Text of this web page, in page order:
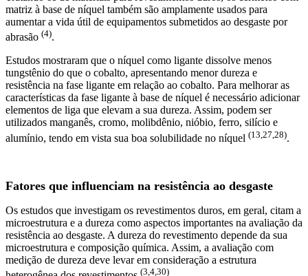
matriz à base de níquel também são amplamente usados para
aumentar a vida útil de equipamentos submetidos ao desgaste por
abrasão (4).
Estudos mostraram que o níquel como ligante dissolve menos
tungstênio do que o cobalto, apresentando menor dureza e
resistência na fase ligante em relação ao cobalto. Para melhorar as
características da fase ligante à base de níquel é necessário adicionar
elementos de liga que elevam a sua dureza. Assim, podem ser
utilizados manganês, cromo, molibdênio, nióbio, ferro, silício e
alumínio, tendo em vista sua boa solubilidade no níquel (13,27,28).
Fatores que influenciam na resistência ao desgaste
Os estudos que investigam os revestimentos duros, em geral, citam a
microestrutura e a dureza como aspectos importantes na avaliação da
resistência ao desgaste. A dureza do revestimento depende da sua
microestrutura e composição química. Assim, a avaliação com
medição de dureza deve levar em consideração a estrutura
(3,4,30)